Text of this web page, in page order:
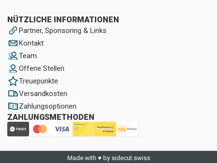
NÜTZLICHE INFORMATIONEN
Partner, Sponsoring & Links
Kontakt
Team
Offene Stellen
Treuepunkte
Versandkosten
Zahlungsoptionen
ZAHLUNGSMETHODEN
Made with ♥ by sidecut.swiss